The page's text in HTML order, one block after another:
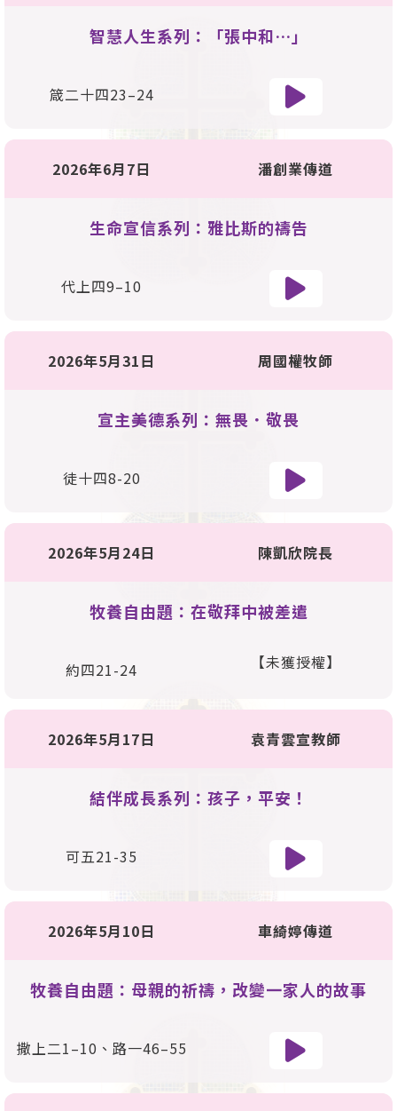
智慧人生系列：「張中和…」
箴二十四23–24
2026年6月7日 潘創業傳道
生命宣信系列：雅比斯的禱告
代上四9–10
2026年5月31日 周國權牧師
宣主美德系列：無畏．敬畏
徒十四8-20
2026年5月24日 陳凱欣院長
牧養自由題：在敬拜中被差遣
約四21-24 【未獲授權】
2026年5月17日 袁青雲宣教師
結伴成長系列：孩子，平安！
可五21-35
2026年5月10日 車綺婷傳道
牧養自由題：母親的祈禱，改變一家人的故事
撒上二1–10、路一46–55